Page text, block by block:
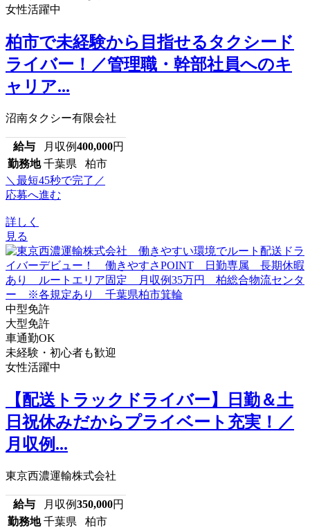
女性活躍中
柏市で未経験から目指せるタクシード
ライバー！／管理職・幹部社員へのキ
ャリア...
沼南タクシー有限会社
給与 月収例400,000円
勤務地 千葉県 柏市
＼最短45秒で完了／
応募へ進む
詳しく
見る
中型免許
大型免許
車通勤OK
未経験・初心者も歓迎
女性活躍中
【配送トラックドライバー】日勤＆土
日祝休みだからプライベート充実！／
月収例...
東京西濃運輸株式会社
給与 月収例350,000円
勤務地 千葉県 柏市